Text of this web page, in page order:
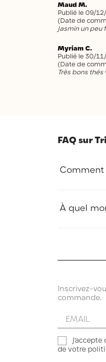
Maud M.
Publié le 09/
(Date de
Jasmin un peu
Myriam C.
Publié le 30/
(Date de
Très bons thés
FAQ sur
feuilles et
À quel
Inscrivez-
commande.
Entrez
votre
email
de votre